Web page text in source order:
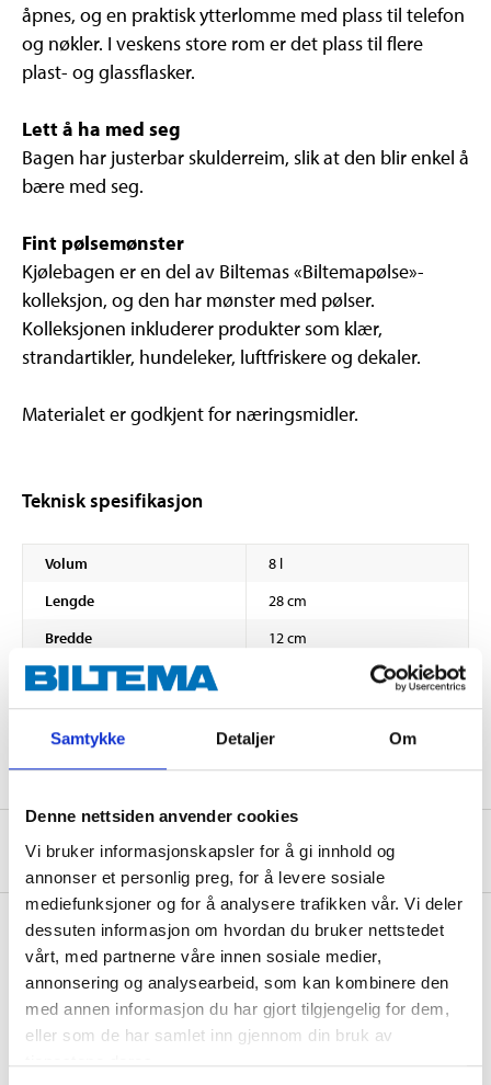
Samtykke Detaljer Om
Denne nettsiden anvender cookies
Vi bruker informasjonskapsler for å gi innhold og
annonser et personlig preg, for å levere sosiale
mediefunksjoner og for å analysere trafikken vår. Vi deler
dessuten informasjon om hvordan du bruker nettstedet
vårt, med partnerne våre innen sosiale medier,
annonsering og analysearbeid, som kan kombinere den
med annen informasjon du har gjort tilgjengelig for dem,
eller som de har samlet inn gjennom din bruk av
åpnes, og en praktisk ytterlomme med plass til telefon
og nøkler. I veskens store rom er det plass til flere
plast- og glassflasker.
Lett å ha med seg
Bagen har justerbar skulderreim, slik at den blir enkel å
bære med seg.
Fint pølsemønster
Kjølebagen er en del av Biltemas «Biltemapølse»-
kolleksjon, og den har mønster med pølser.
Kolleksjonen inkluderer produkter som klær,
strandartikler, hundeleker, luftfriskere og dekaler.
Materialet er godkjent for næringsmidler.
Teknisk spesifikasjon
Volum
8 l
Lengde
28 cm
Bredde
12 cm
Høyde
polyester 600D (utside),
Om produsenten
Kjøp & Hent
Kjøp & Hent i ditt varehus.
LES MER